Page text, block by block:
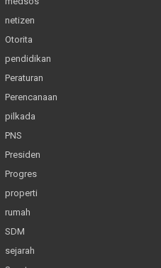
netizen
Otorita
pendidikan
Peraturan
Perencanaan
pilkada
PNS
Presiden
Progres
properti
rumah
SDM
sejarah